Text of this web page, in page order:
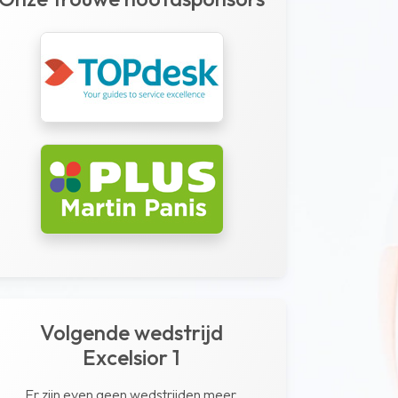
Volgende wedstrijd
Excelsior 1